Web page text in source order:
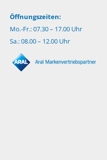
Öffnungszeiten:
Mo.-Fr.: 07.30 – 17.00 Uhr
Sa.: 08.00 – 12.00 Uhr